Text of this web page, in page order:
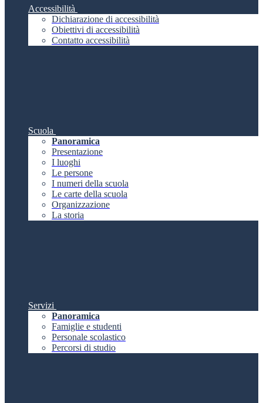
Accessibilità
Dichiarazione di accessibilità
Obiettivi di accessibilità
Contatto accessibilità
Scuola
Panoramica
Presentazione
I luoghi
Le persone
I numeri della scuola
Le carte della scuola
Organizzazione
La storia
Servizi
Panoramica
Famiglie e studenti
Personale scolastico
Percorsi di studio